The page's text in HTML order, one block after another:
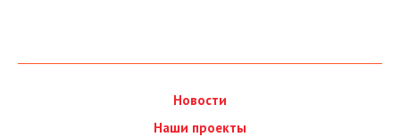
Новости
Наши проекты